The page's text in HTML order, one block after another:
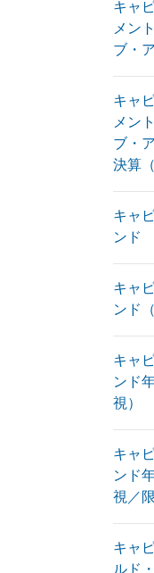
キャ
メン
ブ・
キャ
メン
ブ・
決算
キャ
ンド
キャ
ンド
キャ
ンド
視）
キャ
ンド
視／
キャ